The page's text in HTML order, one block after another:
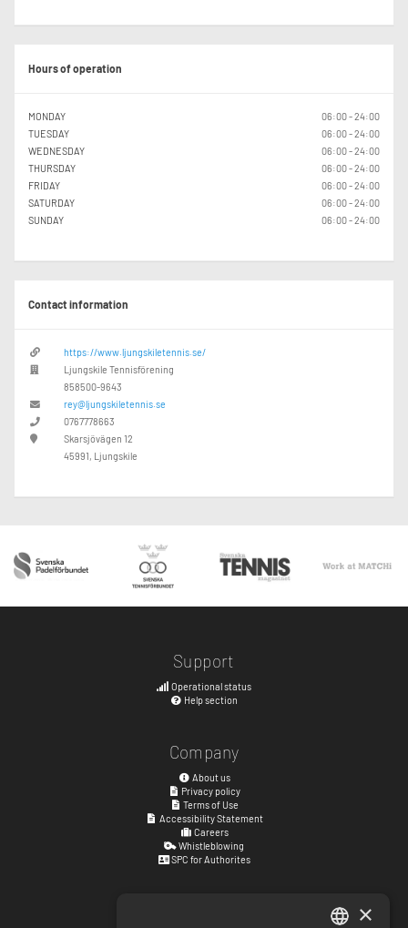
Hours of operation
MONDAY
06:00 - 24:00
TUESDAY
06:00 - 24:00
WEDNESDAY
06:00 - 24:00
THURSDAY
06:00 - 24:00
FRIDAY
06:00 - 24:00
SATURDAY
06:00 - 24:00
SUNDAY
06:00 - 24:00
Contact information
https://www.ljungskiletennis.se/
Ljungskile Tennisförening
858500-9643
rey@ljungskiletennis.se
0767778663
Skarsjövägen 12
45991, Ljungskile
Support
Operational status
Help section
Company
About us
Privacy policy
Terms of Use
Accessibility Statement
Careers
Whistleblowing
SPC for Authorites
×